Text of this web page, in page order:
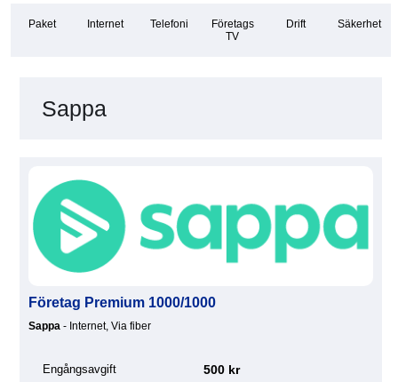
Paket Internet Telefoni
Företags
TV
Drift Säkerhet
Sappa
Företag Premium 1000/1000
Sappa - Internet, Via fiber
Engångsavgift 500 kr